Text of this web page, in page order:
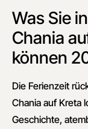
Was Sie
Chania
können
Die Ferienzeit
Chania auf Kreta
Geschichte,